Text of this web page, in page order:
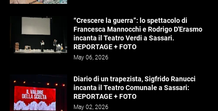
“Crescere la guerra”: lo spettacolo di
Francesca Mannocchi e Rodrigo D'Erasmo
incanta il Teatro Verdi a Sassari.
REPORTAGE + FOTO
May 06, 2026
Diario di un trapezista, Sigfrido Ranucci
incanta il Teatro Comunale a Sassari:
REPORTAGE + FOTO
May 02, 2026